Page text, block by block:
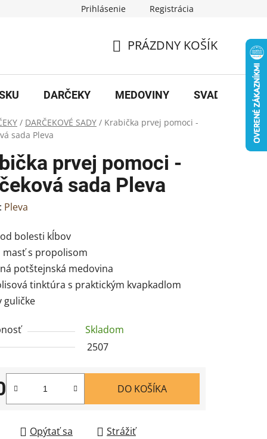
Prihlásenie Registrácia
KOŠÍK
PRÁZDNY KOŠÍK
DARČEKY MEDOVINY SVADBA
/ DARČEKOVÉ SADY / Krabička prvej pomoci -
sada Pleva
prvej pomoci -
sada Pleva
Pleva
bolesti kĺbov
masť s propolisom
potštejnská medovina
tinktúra s praktickým kvapkadlom
guličke
Skladom
2507
cena:
DO KOŠÍKA
Opýtať sa
Strážiť